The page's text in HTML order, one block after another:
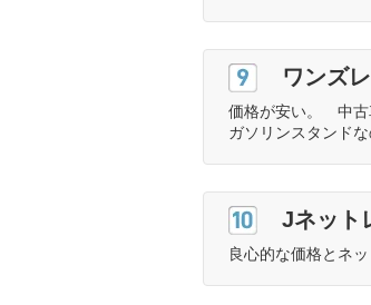
ワンズ
価格が安い。 中古
ガソリンスタンド
Jネット
良心的な価格とネ